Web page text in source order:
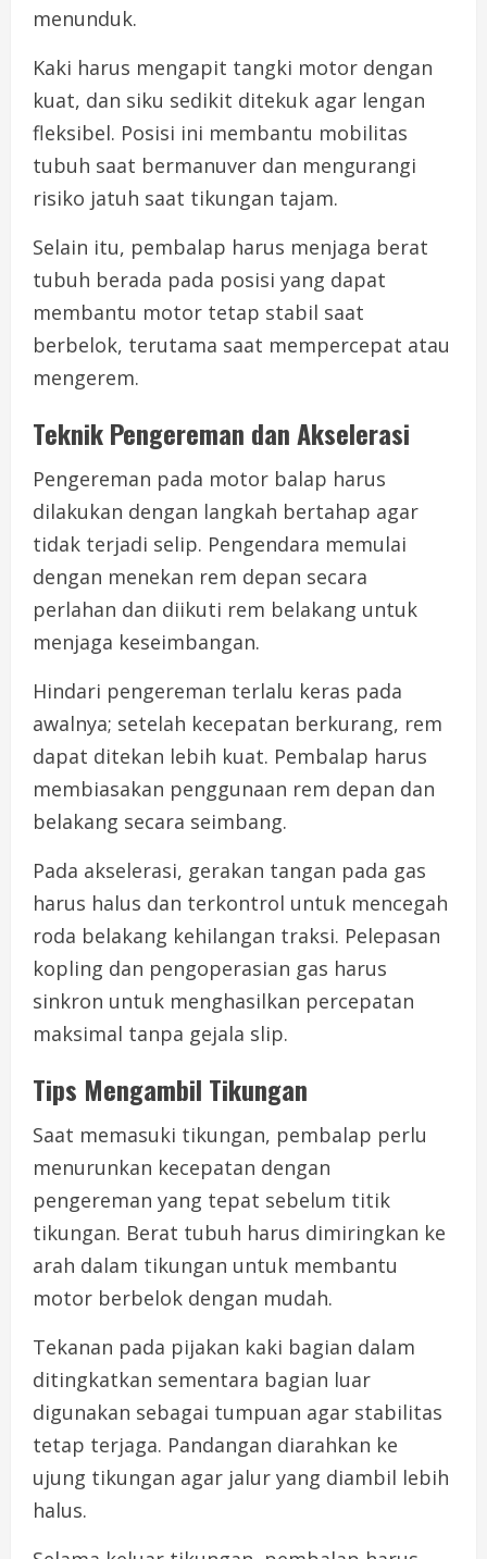
menunduk.
Kaki harus mengapit tangki motor dengan
kuat, dan siku sedikit ditekuk agar lengan
fleksibel. Posisi ini membantu mobilitas
tubuh saat bermanuver dan mengurangi
risiko jatuh saat tikungan tajam.
Selain itu, pembalap harus menjaga berat
tubuh berada pada posisi yang dapat
membantu motor tetap stabil saat
berbelok, terutama saat mempercepat atau
mengerem.
Teknik Pengereman dan Akselerasi
Pengereman pada motor balap harus
dilakukan dengan langkah bertahap agar
tidak terjadi selip. Pengendara memulai
dengan menekan rem depan secara
perlahan dan diikuti rem belakang untuk
menjaga keseimbangan.
Hindari pengereman terlalu keras pada
awalnya; setelah kecepatan berkurang, rem
dapat ditekan lebih kuat. Pembalap harus
membiasakan penggunaan rem depan dan
belakang secara seimbang.
Pada akselerasi, gerakan tangan pada gas
harus halus dan terkontrol untuk mencegah
roda belakang kehilangan traksi. Pelepasan
kopling dan pengoperasian gas harus
sinkron untuk menghasilkan percepatan
maksimal tanpa gejala slip.
Tips Mengambil Tikungan
Saat memasuki tikungan, pembalap perlu
menurunkan kecepatan dengan
pengereman yang tepat sebelum titik
tikungan. Berat tubuh harus dimiringkan ke
arah dalam tikungan untuk membantu
motor berbelok dengan mudah.
Tekanan pada pijakan kaki bagian dalam
ditingkatkan sementara bagian luar
digunakan sebagai tumpuan agar stabilitas
tetap terjaga. Pandangan diarahkan ke
ujung tikungan agar jalur yang diambil lebih
halus.